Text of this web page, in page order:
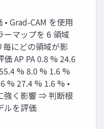
• Grad-CAM を使⽤
ーマップを 6 領域
毎にどの領域が影
AP PA 0.8 % 24.6
% 8.0 % 1.6 %
% 27.4 % 1.6 % •
強く影響 ⇒ 判断根
ルを評価